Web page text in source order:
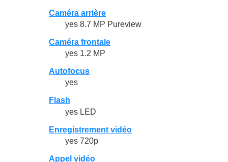
Caméra arrière
yes 8.7 MP Pureview
Caméra frontale
yes 1.2 MP
Autofocus
yes
Flash
yes LED
Enregistrement vidéo
yes 720p
Appel vidéo